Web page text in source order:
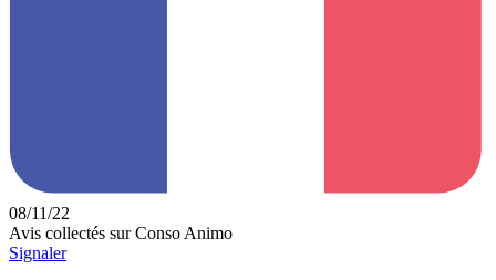
08/11/22
Avis collectés sur Conso Animo
Signaler